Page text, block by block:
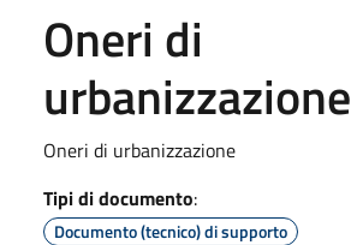
Oneri di
urbanizzazione
Oneri di urbanizzazione
Tipi di documento:
Documento (tecnico) di supporto